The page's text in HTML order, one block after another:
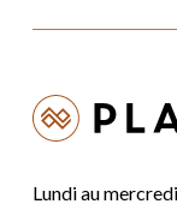
Lundi au